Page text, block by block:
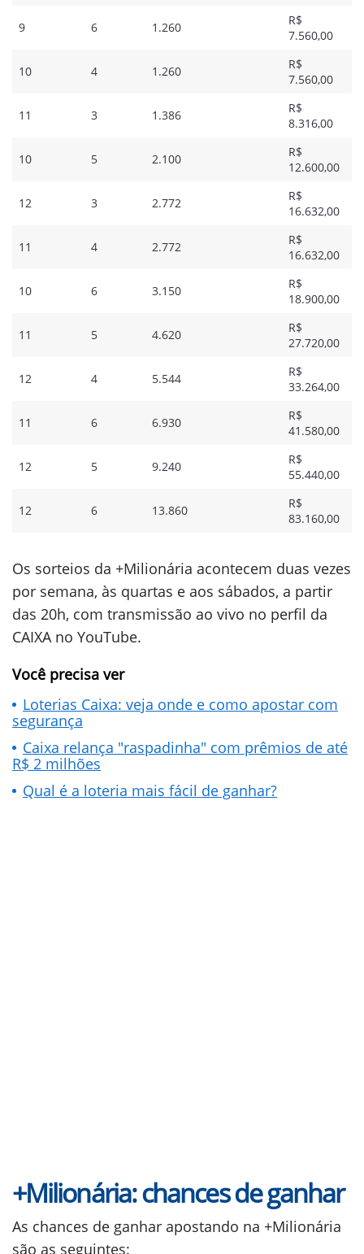
9 6 1.260
R$
7.560,00
10 4 1.260
R$
7.560,00
11 3 1.386
R$
8.316,00
10 5 2.100
R$
12.600,00
12 3 2.772
R$
16.632,00
11 4 2.772
R$
16.632,00
10 6 3.150
R$
18.900,00
11 5 4.620
R$
27.720,00
12 4 5.544
R$
33.264,00
11 6 6.930
R$
41.580,00
12 5 9.240
R$
55.440,00
12 6 13.860
R$
83.160,00
Os sorteios da +Milionária acontecem duas vezes
por semana, às quartas e aos sábados, a partir
das 20h, com transmissão ao vivo no perfil da
CAIXA no YouTube.
Você precisa ver
Loterias Caixa: veja onde e como apostar com
segurança
Caixa relança "raspadinha" com prêmios de até
R$ 2 milhões
Qual é a loteria mais fácil de ganhar?
+Milionária: chances de ganhar
As chances de ganhar apostando na +Milionária
são as seguintes: